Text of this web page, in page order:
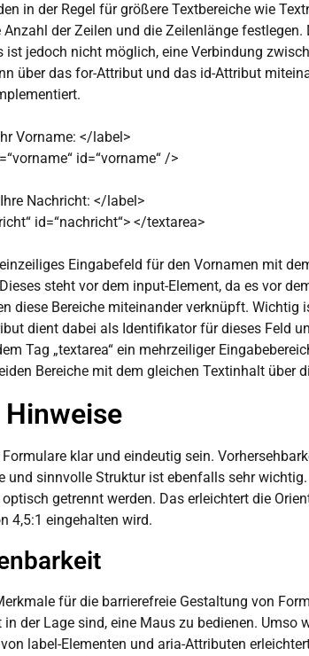
in der Regel für größere Textbereiche wie
Anzahl der Zeilen und die Zeilenlänge
ist jedoch nicht möglich, eine Verbindung
über das for-Attribut und das id-Attribut
Vorname: </label>
id=“vorname“ />
Nachricht: </label>
id=“nachricht“> </textarea>
Eingabefeld für den Vornamen mit
steht vor dem input-Element, da es vor
diese Bereiche miteinander verknüpft.
dient dabei als Identifikator für dieses Feld
Tag „textarea“ ein mehrzeiliger
Bereiche mit dem gleichen Textinhalt über
klar und eindeutig sein.
und sinnvolle Struktur ist ebenfalls sehr
getrennt werden. Das erleichtert die
4,5:1 eingehalten wird.
für die barrierefreie Gestaltung von
der Lage sind, eine Maus zu bedienen.
label-Elementen und aria-Attributen